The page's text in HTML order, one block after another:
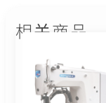
相关商品